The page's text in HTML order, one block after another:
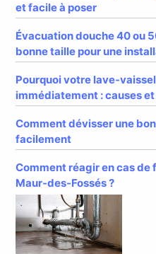
et facile à poser
Évacuation douche 40 ou
bonne taille pour une
Pourquoi votre lave-
immédiatement : causes
Comment dévisser une
facilement
Comment réagir en cas de
Maur-des-Fossés ?